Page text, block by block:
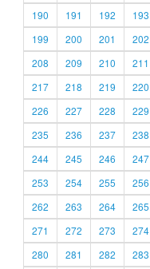
190
191 192 193
199
200 201 202
208
209 210 211
217
218 219 220
226
227 228 229
235
236 237 238
244
245 246 247
253
254 255 256
262
263 264 265
271
272 273 274
280
281 282 283